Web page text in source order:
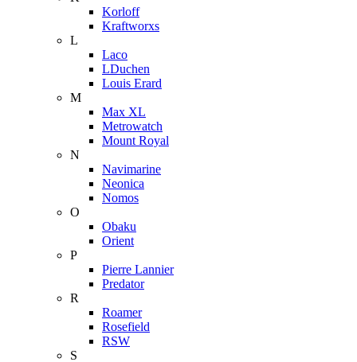
Korloff
Kraftworxs
L
Laco
LDuchen
Louis Erard
M
Max XL
Metrowatch
Mount Royal
N
Navimarine
Neonica
Nomos
O
Obaku
Orient
P
Pierre Lannier
Predator
R
Roamer
Rosefield
RSW
S